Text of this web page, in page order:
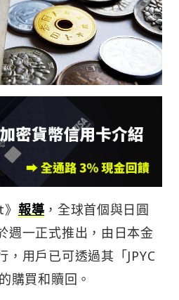
報導 ，全球首個與日圓
週一正式推出，由日本金
，用戶已可透過其「JPYC
購買和贖回。